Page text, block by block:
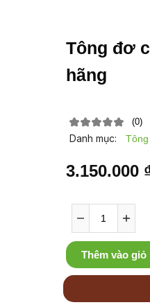
Tông đơ
hãng
(0)
3.150.000
Thêm vào giỏ
Danh mục: Tông